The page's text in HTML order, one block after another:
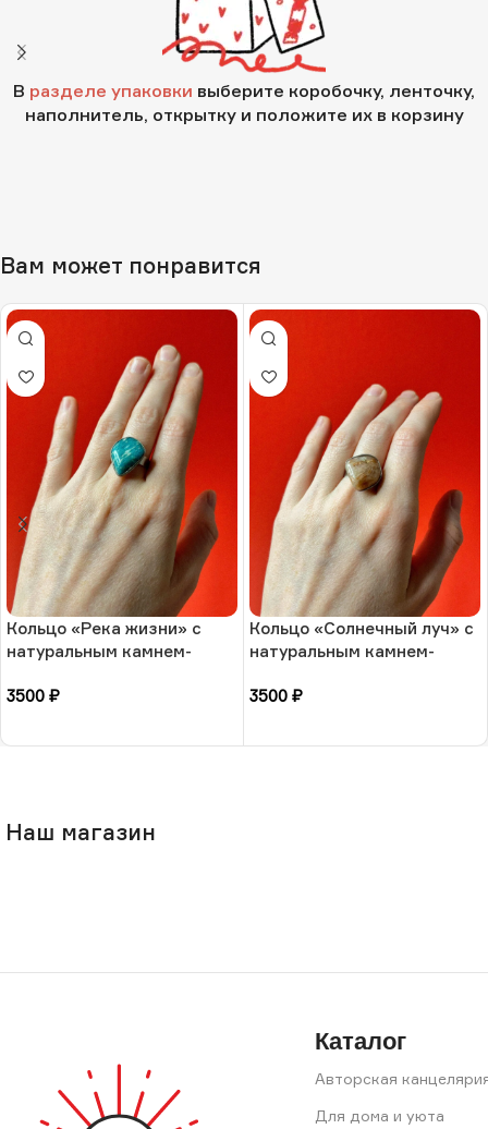
В разделе упаковки выберите коробочку, ленточку,
наполнитель, открытку и положите их в корзину
Вам может понравится
Кольцо «Река жизни» с
натуральным камнем-
3500 ₽
Кольцо «Солнечный луч» с
натуральным камнем-
размера, РБ
3500 ₽
Наш магазин
Каталог
Авторская
Для дома и уюта